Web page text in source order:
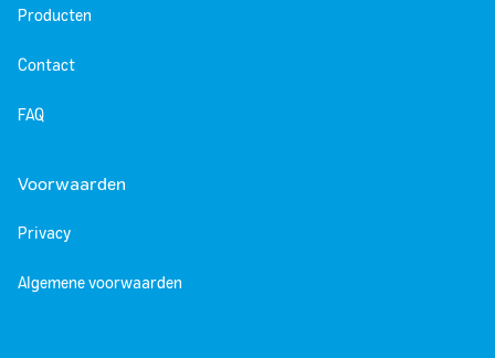
Producten
Contact
FAQ
Voorwaarden
Privacy
Algemene voorwaarden